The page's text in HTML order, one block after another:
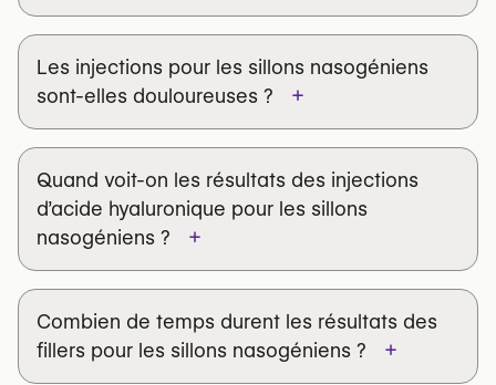
Les injections pour les sillons nasogéniens
sont-elles douloureuses ?
+
Quand voit-on les résultats des injections
d’acide hyaluronique pour les sillons
nasogéniens ?
+
Combien de temps durent les résultats des
fillers pour les sillons nasogéniens ?
+